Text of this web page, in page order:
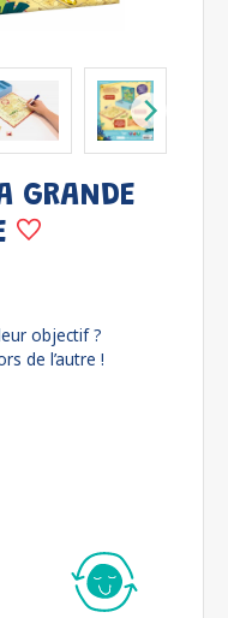
GRANDE
objectif ?
de l’autre !